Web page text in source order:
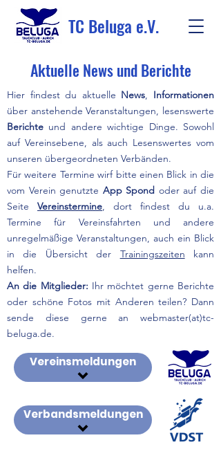
TC Beluga e.V.
Aktuelle News und Berichte
Hier findest du aktuelle News, Informationen
über anstehende Veranstaltungen, lesenswerte
Berichte und andere wichtige Dinge. Sowohl
auf Vereinsebene, als auch Lesenswertes vom
unseren übergeordneten Verbänden.
Für weitere Termine wirf bitte einen Blick in die
vom Verein genutzte App Spond oder auf die
Seite Vereinstermine, dort findest du u.a.
Termine für Vereinsfahrten und andere
unregelmäßige Veranstaltungen, auch ein Blick
in die Übersicht der Trainingszeiten kann
helfen.
An die Mitglieder: Ihr möchtet gerne Berichte
oder schöne Fotos mit Anderen teilen? Dann
sende diese gerne an webmaster(at)tc-
beluga.de.
Vereinsmeldungen
Verbandsmeldungen